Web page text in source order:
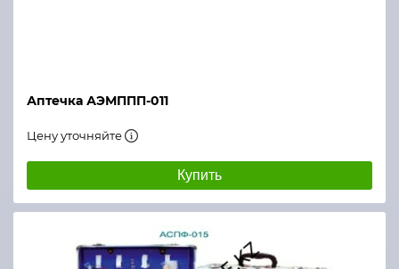
Аптечка АЭМППП-011
Цену уточняйте
Купить